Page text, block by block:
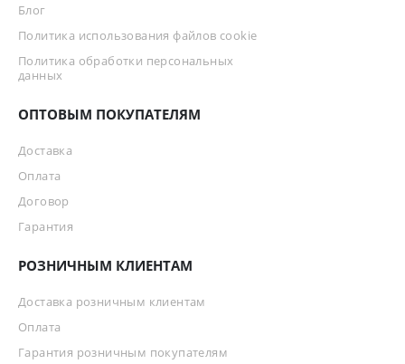
Блог
Политика использования файлов cookie
Политика обработки персональных
данных
ОПТОВЫМ ПОКУПАТЕЛЯМ
Доставка
Оплата
Договор
Гарантия
РОЗНИЧНЫМ КЛИЕНТАМ
Доставка розничным клиентам
Оплата
Гарантия розничным покупателям